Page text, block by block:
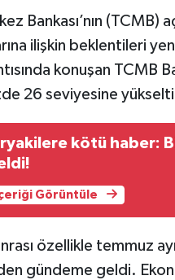
Bankası’nın (TCMB)
ilişkin beklentileri
konuşan TCMB
26 seviyesine
kötü haber:
Görüntüle
özellikle temmuz
gündeme geldi.